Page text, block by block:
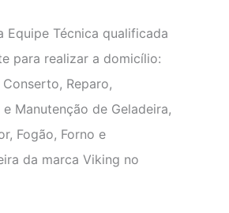
Equipe Técnica qualificada
para realizar a domicílio:
Reparo,
Manutenção de Geladeira,
Fogão, Forno e
da marca Viking no